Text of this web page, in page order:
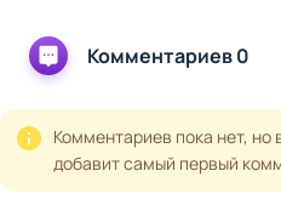
Комментариев 0
Комментариев пока нет, но
добавит самый первый